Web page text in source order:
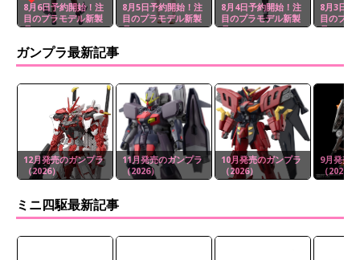
8月6日予約開始！注
目のプラモデル新製
品
8月5日予約開始！注
目のプラモデル新製
品
8月4日予約開始！注
目のプラモデル新製
品
8月3日予
目のプラ
品
ガンプラ最新記事
12月発売のガンプラ
（2026）
11月発売のガンプラ
（2026）
10月発売のガンプラ
（2026）
9月発売
（2026）
ミニ四駆最新記事